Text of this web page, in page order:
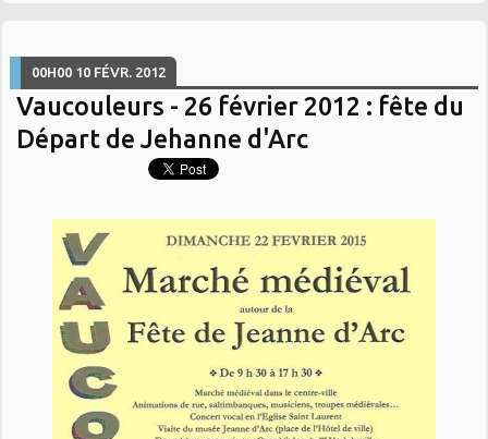
00H00 10 FÉVR. 2012
Vaucouleurs - 26 février 2012 : fête du
Départ de Jehanne d'Arc